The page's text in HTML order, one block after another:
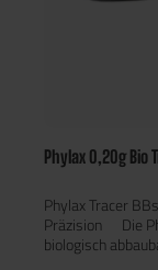
Phylax 0,20g Bio
Phylax Tracer
Präzision Die Phylax Bio Tracer BBs sind hochwertige,
biologisch